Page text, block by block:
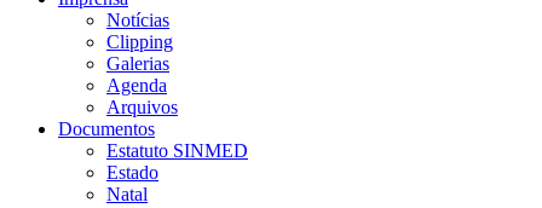
Notícias
Clipping
Galerias
Agenda
Arquivos
Documentos
Estatuto SINMED
Estado
Natal